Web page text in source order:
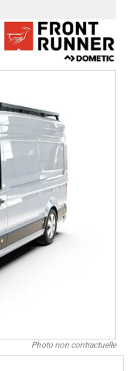
Photo non contractuelle